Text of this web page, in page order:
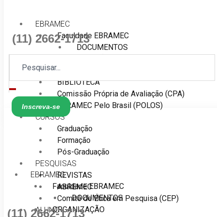
EBRAMEC
Faculdade EBRAMEC
DOCUMENTOS
ESTRUTURA
BIBLIOTECA
Comissão Própria de Avaliação (CPA)
EBRAMEC Pelo Brasil (POLOS)
CURSOS
Graduação
Formação
Pós-Graduação
PESQUISAS
REVISTAS
ABREMEC
Comitê de Ética em Pesquisa (CEP)
ALUNO
(11) 2662-1713
Inscreva-se
EBRAMEC
Faculdade EBRAMEC
DOCUMENTOS
ORGANIZAÇÃO
(11) 2662-1713